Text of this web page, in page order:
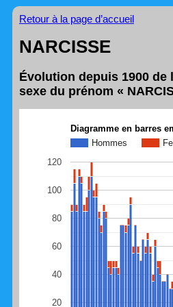
Retour à la page d’accueil
NARCISSE
Évolution depuis 1900
sexe du prénom «
Diagramme en barres
Hommes
20
40
60
80
100
120